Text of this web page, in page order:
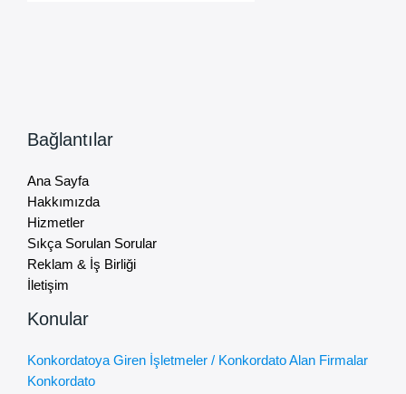
Bağlantılar
Ana Sayfa
Hakkımızda
Hizmetler
Sıkça Sorulan Sorular
Reklam & İş Birliği
İletişim
Konular
Konkordatoya Giren İşletmeler / Konkordato Alan Firmalar
Konkordato